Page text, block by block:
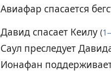
Авиафар спасается
Давид спасает Кеилу (
Саул преследует
Ионафан